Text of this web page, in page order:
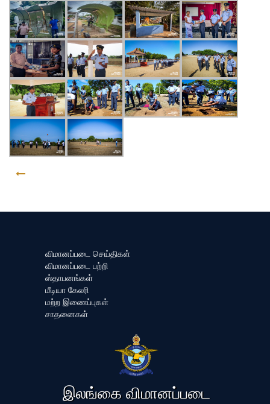
விமானப்படை செய்திகள்
விமானப்படை பற்றி
ஸ்தாபனங்கள்
மீடியா கேலரி
மற்ற இணைப்புகள்
சாதனைகள்
இலங்கை விமானப்படை